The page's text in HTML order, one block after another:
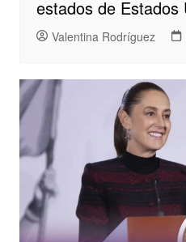
estados de Estados
Valentina Rodríguez